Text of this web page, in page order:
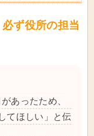
ず役所の担当
あったため、
てほしい」と伝